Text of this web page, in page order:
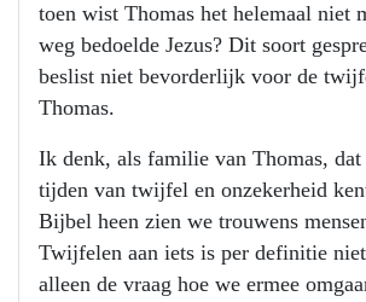
toen wist Thomas het helemaal niet
weg bedoelde Jezus? Dit soort
beslist niet bevorderlijk voor de
Thomas.
Ik denk, als familie van Thomas, dat
tijden van twijfel en onzekerheid
Bijbel heen zien we trouwens
Twijfelen aan iets is per definitie
alleen de vraag hoe we ermee